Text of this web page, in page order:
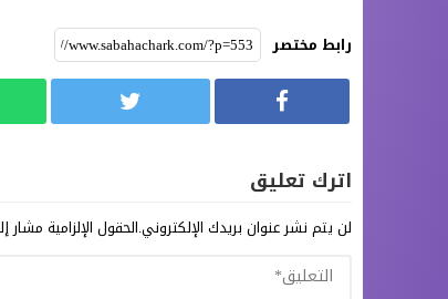
رابط مختصر
اترك تعليق
لن يتم نشر عنوان بريدك الإلكتروني.الحقول الإلزامية مشار